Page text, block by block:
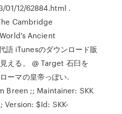
01/12/62884.html .
Cambridge
Ancient
語 iTunesのダウンロード販
える。 @ Target 石臼を
ーマの皇帝っぽい.
Breen ;; Maintainer: SKK
Version: $Id: SKK-